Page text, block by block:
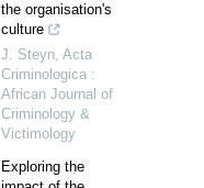
the organisation's
culture
J. Steyn, Acta
Criminologica :
African Journal of
Criminology &
Victimology
Exploring the